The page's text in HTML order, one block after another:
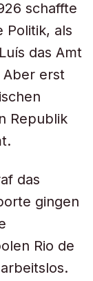
schaffte
Politik, als
das Amt
Aber erst
Republik
das
gingen
Rio de